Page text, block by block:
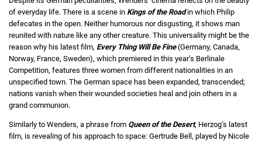
of everyday life. There is a scene in Kings of the Roadin which Philip
defecates in the open. Neither humorous nor disgusting, it shows man
reunited with nature like any other creature. This universality might be the
reason why his latest film, Every Thing Will Be Fine(Germany, Canada,
Norway, France, Sweden), which premiered in this year’s Berlinale
Competition, features three women from different nationalities in an
unspecified town. The German space has been expanded, transcended;
nations vanish when their wounded societies heal and join others in a
grand communion.
Similarly to Wenders, a phrase from Queen of the Desert, Herzog’s latest
film, is revealing of his approach to space: Gertrude Bell, played by Nicole